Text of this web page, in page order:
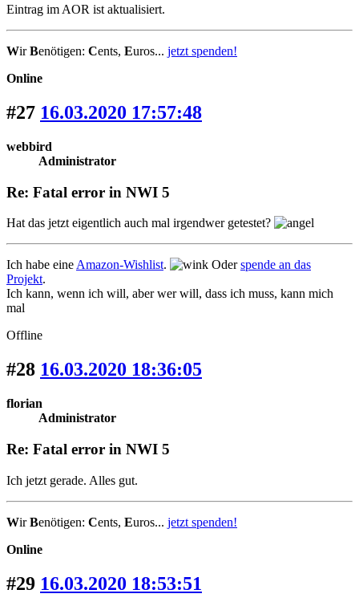
Eintrag im AOR ist aktualisiert.
WirBenötigen: Cents, Euros... jetzt spenden!
Online
#27 16.03.2020 17:57:48
webbird
Administrator
Re: Fatal error in NWI 5
Hat das jetzt eigentlich auch mal irgendwer getestet?
Ich habe eine Amazon-Wishlist. Oderspende an das
Projekt.
Ich kann, wenn ich will, aber wer will, dass ich muss, kann mich
mal
Offline
#28 16.03.2020 18:36:05
florian
Administrator
Re: Fatal error in NWI 5
Ich jetzt gerade. Alles gut.
WirBenötigen: Cents, Euros... jetzt spenden!
Online
#29 16.03.2020 18:53:51